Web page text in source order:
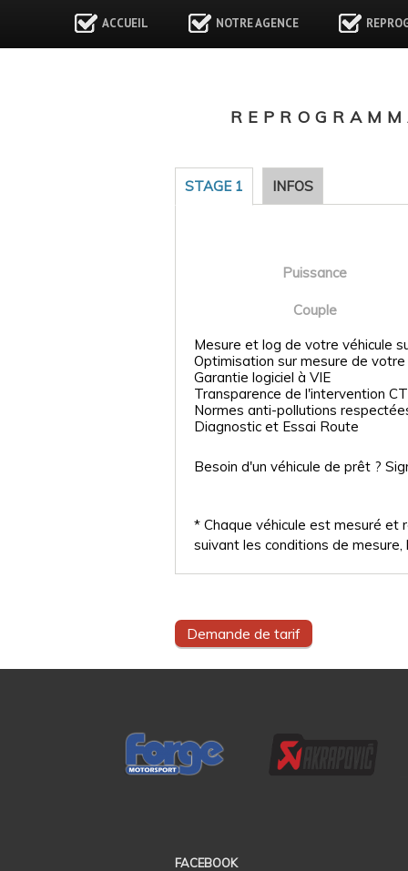
ACCUEIL NOTRE AGENCE
STAGE 1 INFOS
Puissance
Couple
Mesure et log de votre véhicule
Optimisation sur mesure de
Garantie logiciel à VIE
Transparence de l'intervention
Normes anti-pollutions
Diagnostic et Essai Route
Besoin d'un véhicule de prêt ?
* Chaque véhicule est mesuré
suivant les conditions de
Demande de tarif
FACEBOOK